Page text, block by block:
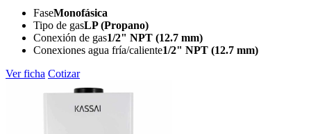
FaseMonofásica
Tipo de gasLP (Propano)
Conexión de gas1/2" NPT (12.7 mm)
Conexiones agua fría/caliente1/2" NPT (12.7 mm)
Ver ficha Cotizar